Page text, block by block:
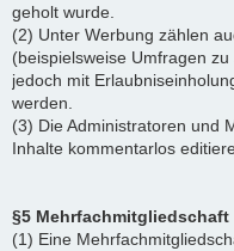
geholt wurde.
(2) Unter Werbung zählen
(beispielsweise Umfragen
jedoch mit
werden.
(3) Die Administratoren und
Inhalte kommentarlos
§5 Mehrfachmitgliedschaft
(1) Eine